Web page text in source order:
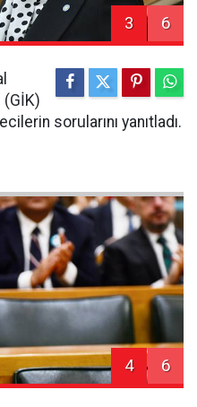
3 6
sorularını yanıtladı.
4 6